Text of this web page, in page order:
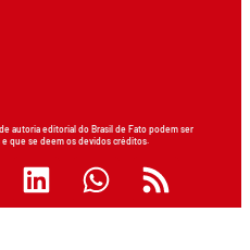
autoria editorial do Brasil de Fato podem ser
que se deem os devidos créditos.